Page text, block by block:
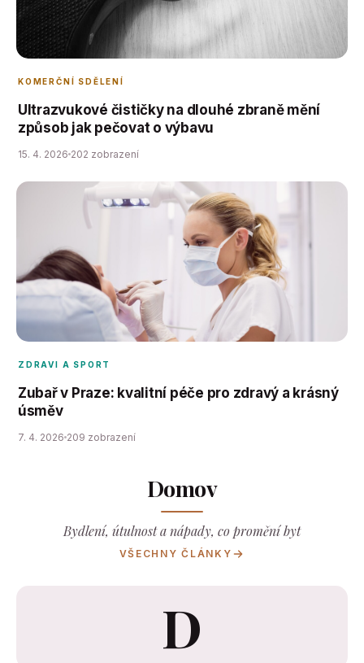
KOMERČNÍ SDĚLENÍ
Ultrazvukové čističky na dlouhé zbraně mění
způsob jak pečovat o výbavu
15. 4. 2026 202 zobrazení
ZDRAVI A SPORT
Zubař v Praze: kvalitní péče pro zdravý a krásný
úsměv
7. 4. 2026 209 zobrazení
Domov
Bydlení, útulnost a nápady, co promění byt
VŠECHNY ČLÁNKY
D